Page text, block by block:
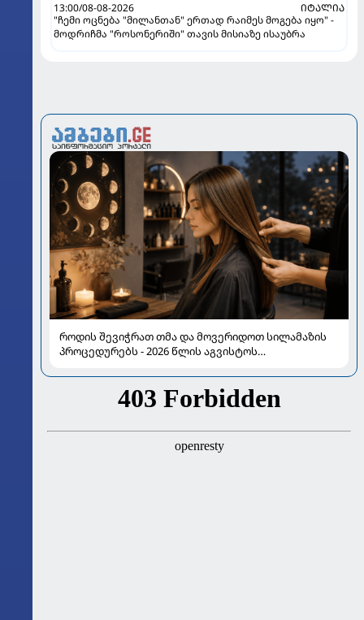
13:00/08-08-2026
ᲘᲢᲐᲚᲘᲐ
"ჩემი ოცნება "მილანთან" ერთად რაიმეს მოგება იყო" -
მოდრიჩმა "როსონერიში" თავის მისიაზე ისაუბრა
როდის შევიჭრათ თმა და მოვერიდოთ სილამაზის
პროცედურებს - 2026 წლის აგვისტოს